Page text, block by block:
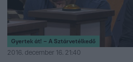
Gyertek át! – A Sztárvetélkedő
2016. december 16. 21:40